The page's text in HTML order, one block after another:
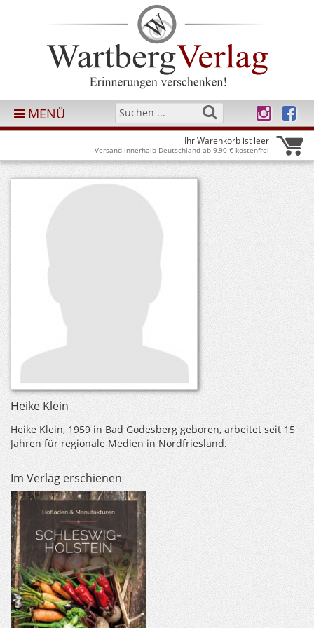
MENÜ
Ihr Warenkorb ist leer
Versand innerhalb Deutschland ab 9,90 € kostenfrei
Heike Klein
Heike Klein, 1959 in Bad Godesberg geboren, arbeitet seit 15
Jahren für regionale Medien in Nordfriesland.
Im Verlag erschienen